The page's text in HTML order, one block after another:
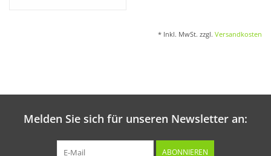
* Inkl. MwSt. zzgl. Versandkosten
Melden Sie sich für unseren Newsletter an:
ABONNIEREN